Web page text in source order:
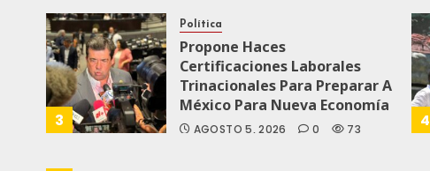
3
Política
Propone Haces
Certificaciones Laborales
Trinacionales Para Preparar A
México Para Nueva Economía
AGOSTO 5, 2026 0 73 4